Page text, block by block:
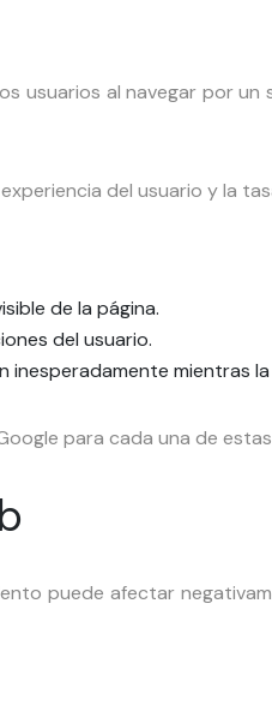
usuarios al navegar por un
del usuario y la
de la página.
del usuario.
inesperadamente mientras
para cada una de
puede afectar